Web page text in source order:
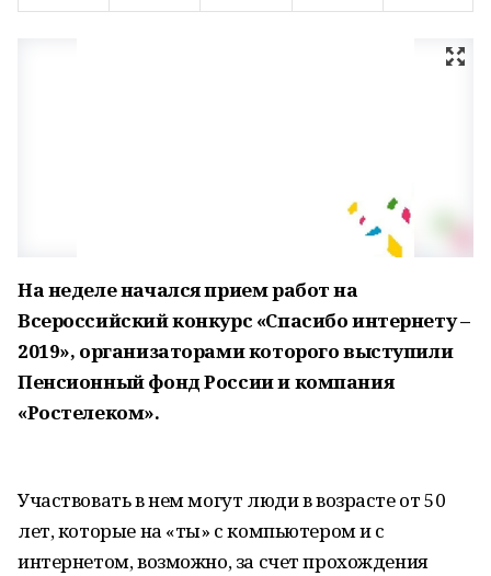
На неделе начался прием работ на
Всероссийский конкурс «Спасибо интернету –
2019», организаторами которого выступили
Пенсионный фонд России и компания
«Ростелеком».
Участвовать в нем могут люди в возрасте от 50
лет, которые на «ты» с компьютером и с
интернетом, возможно, за счет прохождения